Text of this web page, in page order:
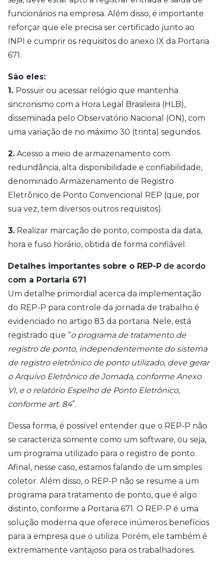
funcionários na empresa. Além disso, é importante
reforçar que ele precisa ser certificado junto ao
INPI e cumprir os requisitos do anexo IX da Portaria
671.
São eles:
1. Possuir ou acessar relógio que mantenha
sincronismo com a Hora Legal Brasileira (HLB),
disseminada pelo Observatório Nacional (ON), com
uma variação de no máximo 30 (trinta) segundos.
2. Acesso a meio de armazenamento com
redundância, alta disponibilidade e confiabilidade,
denominado Armazenamento de Registro
Eletrônico de Ponto Convencional REP (que, por
sua vez, tem diversos outros requisitos).
3. Realizar marcação de ponto, composta da data,
hora e fuso horário, obtida de forma confiável.
Detalhes importantes sobre o REP-P de acordo
com a Portaria 671
Um detalhe primordial acerca da implementação
do REP-P para controle da jornada de trabalho é
evidenciado no artigo 83 da portaria. Nele, está
registrado que “o programa de tratamento de
registro de ponto, independentemente do sistema
de registro eletrônico de ponto utilizado, deve gerar
o Arquivo Eletrônico de Jornada, conforme Anexo
VI, e o relatório Espelho de Ponto Eletrônico,
conforme art. 84”.
Dessa forma, é possível entender que o REP-P não
se caracteriza somente como um software, ou seja,
um programa utilizado para o registro de ponto.
Afinal, nesse caso, estamos falando de um simples
coletor. Além disso, o REP-P não se resume a um
programa para tratamento de ponto, que é algo
distinto, conforme a Portaria 671. O REP-P é uma
solução moderna que oferece inúmeros benefícios
para a empresa que o utiliza. Porém, ele também é
extremamente vantajoso para os trabalhadores.